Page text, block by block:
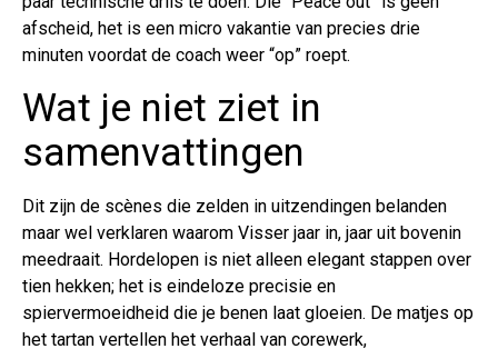
afscheid, het is een micro vakantie van precies drie
minuten voordat de coach weer “op” roept.
Wat je niet ziet in
samenvattingen
Dit zijn de scènes die zelden in uitzendingen belanden
maar wel verklaren waarom Visser jaar in, jaar uit bovenin
meedraait. Hordelopen is niet alleen elegant stappen over
tien hekken; het is eindeloze precisie en
spiervermoeidheid die je benen laat gloeien. De matjes op
het tartan vertellen het verhaal van corewerk,